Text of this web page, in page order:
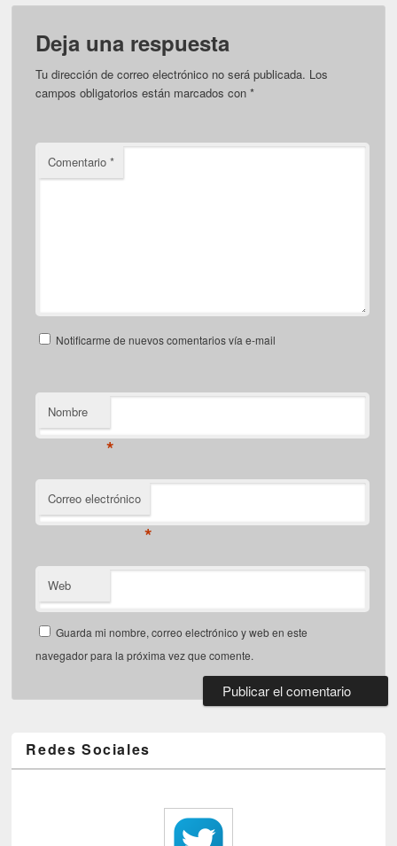
Deja una respuesta
Tu dirección de correo electrónico no será publicada. Los
campos obligatorios están marcados con*
Comentario*
Notificarme de nuevos comentarios vía e-mail
Nombre
*
Correo electrónico
*
Web
Guarda mi nombre, correo electrónico y web en este
navegador para la próxima vez que comente.
Redes Sociales